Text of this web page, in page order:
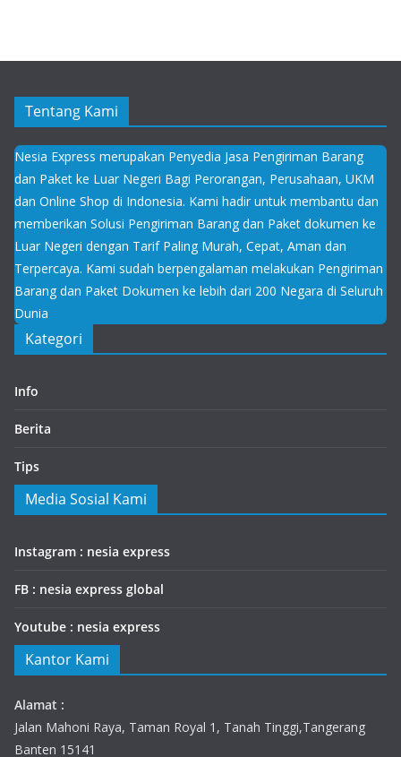
Tentang Kami
Nesia Express merupakan Penyedia Jasa Pengiriman Barang
dan Paket ke Luar Negeri Bagi Perorangan, Perusahaan, UKM
dan Online Shop di Indonesia. Kami hadir untuk membantu dan
memberikan Solusi Pengiriman Barang dan Paket dokumen ke
Luar Negeri dengan Tarif Paling Murah, Cepat, Aman dan
Terpercaya. Kami sudah berpengalaman melakukan Pengiriman
Barang dan Paket Dokumen ke lebih dari 200 Negara di Seluruh
Dunia
Kategori
Info
Berita
Tips
Media Sosial Kami
Instagram : nesia express
FB : nesia express global
Youtube : nesia express
Kantor Kami
Alamat :
Jalan Mahoni Raya, Taman Royal 1, Tanah Tinggi,Tangerang
Banten 15141